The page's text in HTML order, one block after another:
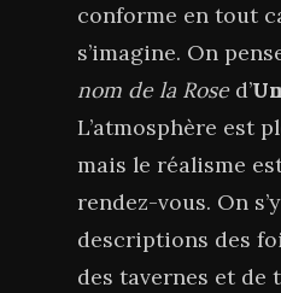
conforme en tout
s’imagine. On
nom de la Rosed’
L’atmosphère est
mais le réalisme
rendez-vous. On
descriptions des
des tavernes et de